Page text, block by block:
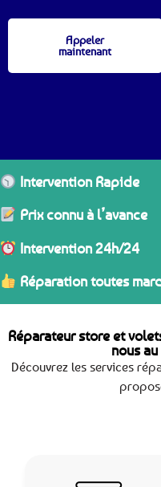
Appeler
maintenant
Intervention Rapide
Prix connu à l’avance
Intervention 24h/24
Réparation toutes
Réparateur store et
nous au
Découvrez les services